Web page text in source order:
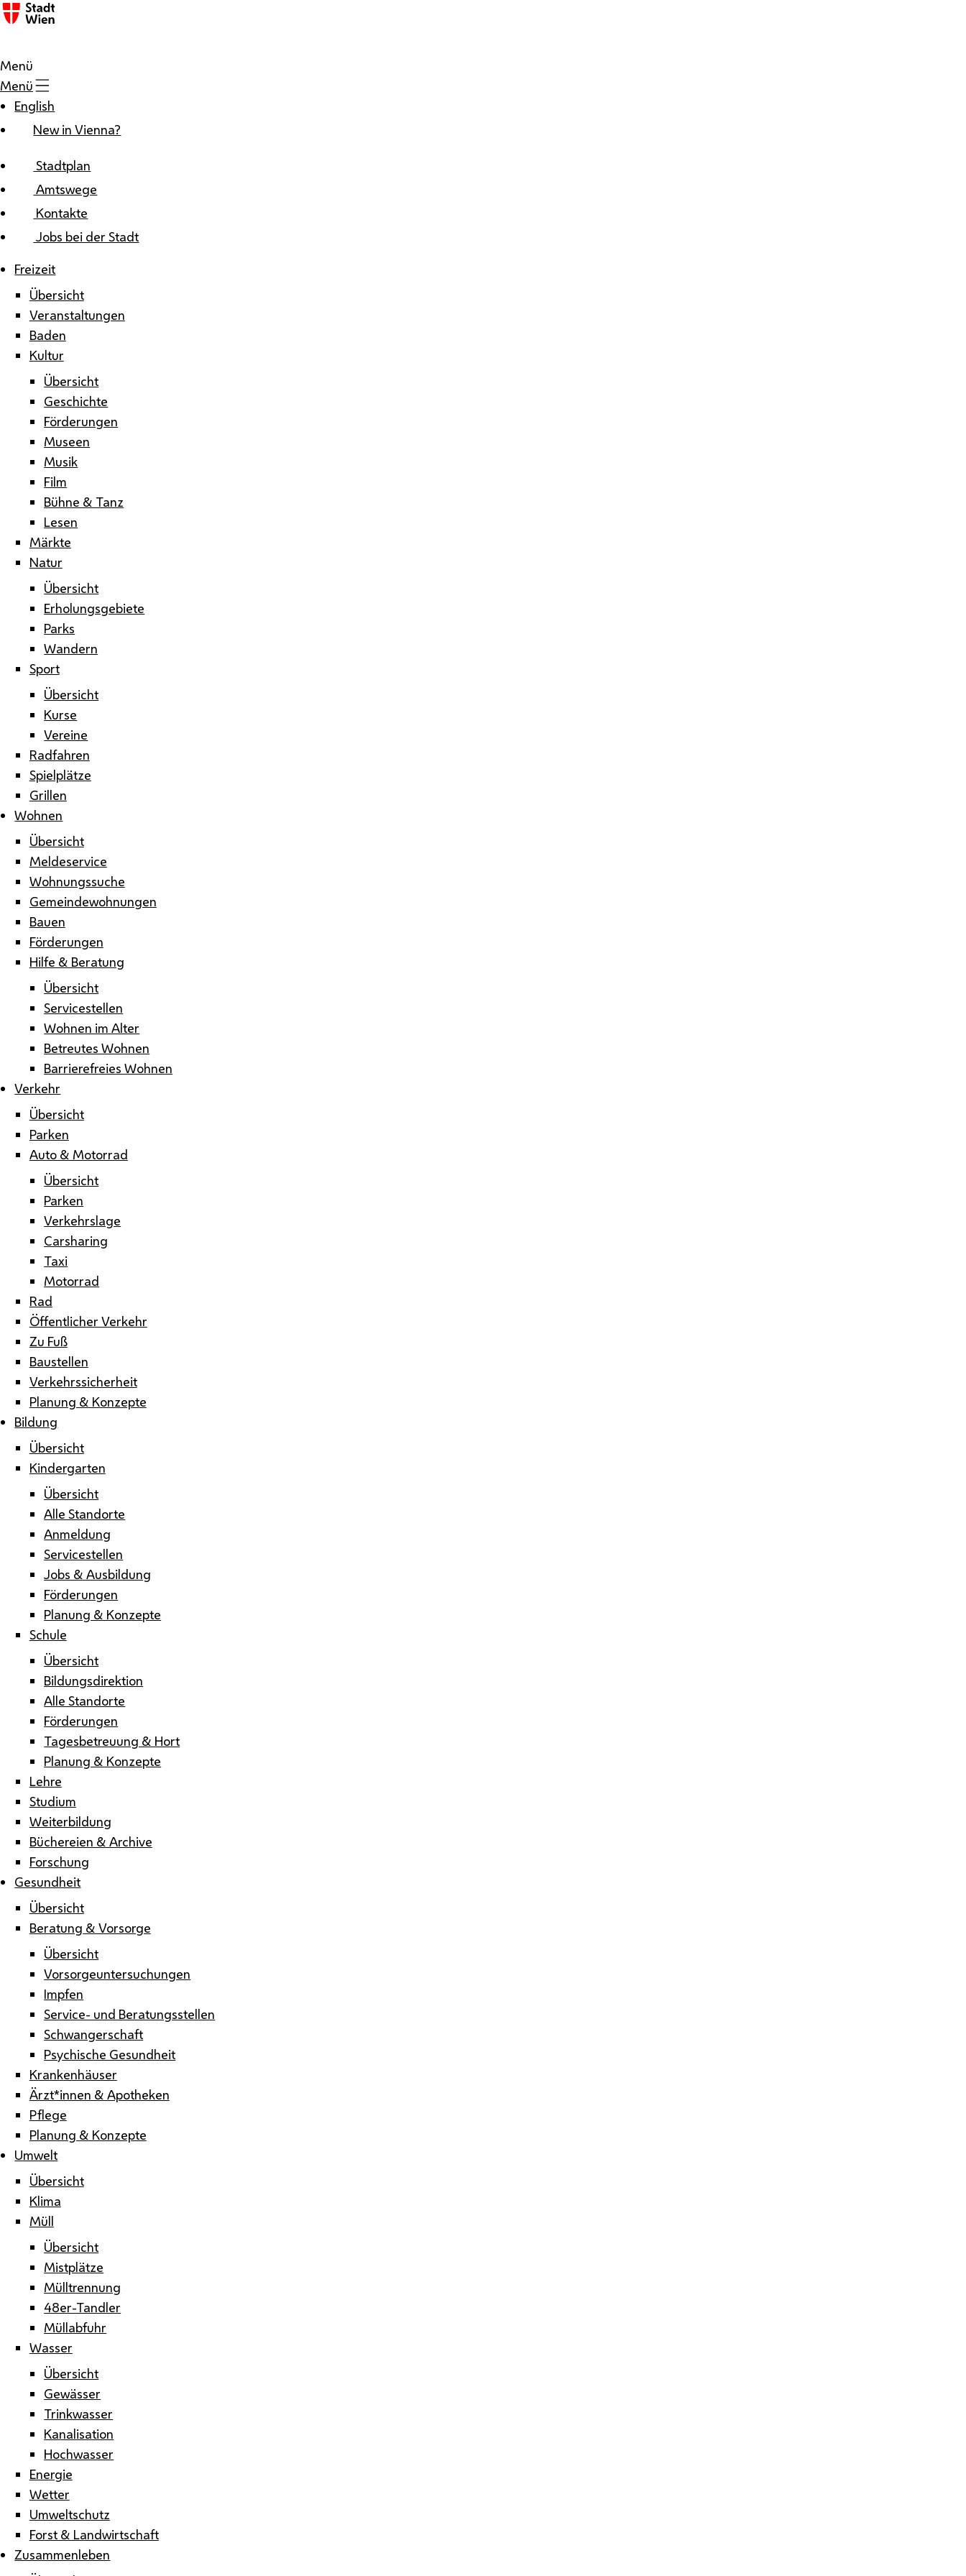
Zum Inhalt
Menü
Menü
English
New in Vienna?
Stadtplan
Amtswege
Kontakte
Jobs bei der Stadt
Freizeit
Übersicht
Veranstaltungen
Baden
Kultur
Übersicht
Geschichte
Förderungen
Museen
Musik
Film
Bühne & Tanz
Lesen
Märkte
Natur
Übersicht
Erholungsgebiete
Parks
Wandern
Sport
Übersicht
Kurse
Vereine
Radfahren
Spielplätze
Grillen
Wohnen
Übersicht
Meldeservice
Wohnungssuche
Gemeindewohnungen
Bauen
Förderungen
Hilfe & Beratung
Übersicht
Servicestellen
Wohnen im Alter
Betreutes Wohnen
Barrierefreies Wohnen
Verkehr
Übersicht
Parken
Auto & Motorrad
Übersicht
Parken
Verkehrslage
Carsharing
Taxi
Motorrad
Rad
Öffentlicher Verkehr
Zu Fuß
Baustellen
Verkehrssicherheit
Planung & Konzepte
Bildung
Übersicht
Kindergarten
Übersicht
Alle Standorte
Anmeldung
Servicestellen
Jobs & Ausbildung
Förderungen
Planung & Konzepte
Schule
Übersicht
Bildungsdirektion
Alle Standorte
Förderungen
Tagesbetreuung & Hort
Planung & Konzepte
Lehre
Studium
Weiterbildung
Büchereien & Archive
Forschung
Gesundheit
Übersicht
Beratung & Vorsorge
Übersicht
Vorsorgeuntersuchungen
Impfen
Service- und Beratungsstellen
Schwangerschaft
Psychische Gesundheit
Krankenhäuser
Ärzt*innen & Apotheken
Pflege
Planung & Konzepte
Umwelt
Übersicht
Klima
Müll
Übersicht
Mistplätze
Mülltrennung
48er-Tandler
Müllabfuhr
Wasser
Übersicht
Gewässer
Trinkwasser
Kanalisation
Hochwasser
Energie
Wetter
Umweltschutz
Forst & Landwirtschaft
Zusammenleben